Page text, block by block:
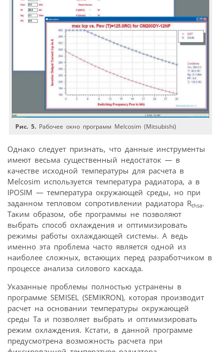
Рис. 5. Рабочее окно программ Melcosim (Mitsubishi)
Однако следует признать, что данные инструменты
имеют весьма существенный недостаток — в
качестве исходной температуры для расчета в
Melcosim используется температура радиатора, а в
IPOSIM — температура окружающей среды, но при
заданном тепловом сопротивлении радиатора Rthsa.
Таким образом, обе программы не позволяют
выбрать способ охлаждения и оптимизировать
режимы работы охлаждающей системы. А ведь
именно эта проблема часто является одной из
наиболее сложных, встающих перед разработчиком в
процессе анализа силового каскада.
Указанные проблемы полностью устранены в
программе SEMISEL (SEMIKRON), которая производит
расчет на основании температуры окружающей
среды Ta и позволяет выбрать и оптимизировать
режим охлаждения. Кстати, в данной программе
предусмотрена возможность расчета при